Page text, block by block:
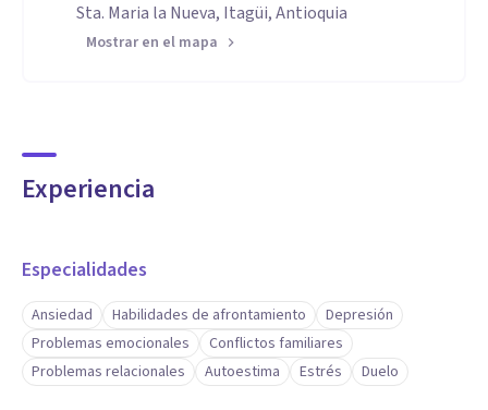
Sta. Maria la Nueva, Itagüi, Antioquia
Mostrar en el mapa
Experiencia
Especialidades
Ansiedad Habilidades de afrontamiento
Depresión
Problemas emocionales
Conflictos familiares
Problemas relacionales
Autoestima Estrés Duelo